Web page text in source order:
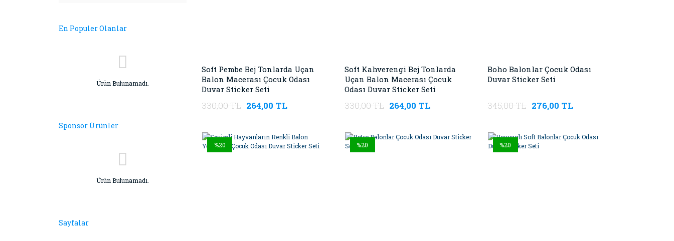
En Populer Olanlar
Ürün Bulunamadı.
Sponsor Ürünler
Ürün Bulunamadı.
Sayfalar
Soft Pembe Bej Tonlarda Uçan
Balon Macerası Çocuk Odası
Duvar Sticker Seti
330,00 TL 264,00 TL
Soft Kahverengi Bej Tonlarda
Uçan Balon Macerası Çocuk
Odası Duvar Sticker Seti
330,00 TL 264,00 TL
Boho Balonlar Çocuk Odası
Duvar Sticker Seti
345,00 TL 276,00 TL
%20 %20 %20